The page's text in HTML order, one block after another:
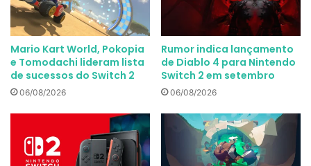
Mario Kart World, Pokopia
e Tomodachi lideram lista
de sucessos do Switch 2
06/08/2026
Rumor indica lançamento
de Diablo 4 para Nintendo
Switch 2 em setembro
06/08/2026